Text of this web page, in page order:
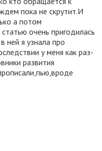
пока не скрутит.И
а потом
очень пригодилась
я узнала про
у меня как раз-
развития